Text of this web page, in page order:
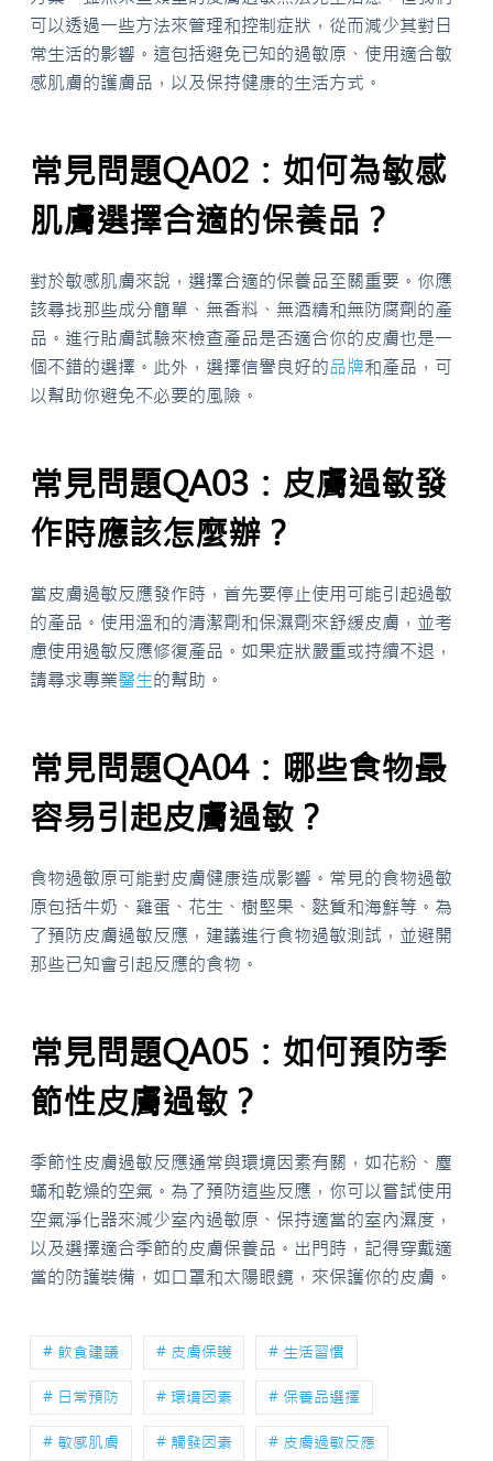
可以透過一些方法來管理和控制症狀，從而減少其對日
常生活的影響。這包括避免已知的過敏原、使用適合敏
感肌膚的護膚品，以及保持健康的生活方式。
常見問題QA02：如何為敏感
肌膚選擇合適的保養品？
對於敏感肌膚來說，選擇合適的保養品至關重要。你應
該尋找那些成分簡單、無香料、無酒精和無防腐劑的產
品。進行貼膚試驗來檢查產品是否適合你的皮膚也是一
個不錯的選擇。此外，選擇信譽良好的品牌和產品，可
以幫助你避免不必要的風險。
常見問題QA03：皮膚過敏發
作時應該怎麼辦？
當皮膚過敏反應發作時，首先要停止使用可能引起過敏
的產品。使用溫和的清潔劑和保濕劑來舒緩皮膚，並考
慮使用過敏反應修復產品。如果症狀嚴重或持續不退，
請尋求專業醫生的幫助。
常見問題QA04：哪些食物最
容易引起皮膚過敏？
食物過敏原可能對皮膚健康造成影響。常見的食物過敏
原包括牛奶、雞蛋、花生、樹堅果、麩質和海鮮等。為
了預防皮膚過敏反應，建議進行食物過敏測試，並避開
那些已知會引起反應的食物。
常見問題QA05：如何預防季
節性皮膚過敏？
季節性皮膚過敏反應通常與環境因素有關，如花粉、塵
蟎和乾燥的空氣。為了預防這些反應，你可以嘗試使用
空氣淨化器來減少室內過敏原、保持適當的室內濕度，
以及選擇適合季節的皮膚保養品。出門時，記得穿戴適
當的防護裝備，如口罩和太陽眼鏡，來保護你的皮膚。
# 飲食建議 # 皮膚保護 # 生活習慣
# 日常預防 # 環境因素 # 保養品選擇
# 敏感肌膚 # 觸發因素 # 皮膚過敏反應